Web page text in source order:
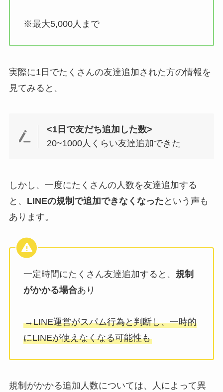
※最大5,000人まで
実際に1日でたくさんの友達追加された方の情報を
見てみると、
<1日で友だち追加した数>
20~1000人くらい友達追加できた
しかし、一度にたくさんの人数を友達追加する
と、 LINEの規制で追加できなくなった という声も
あります。
一定時間にたくさん友達追加すると、 規制
がかかる場合あり
→LINE運営がスパム行為と判断し、一時的
にLINEが使えなくなる可能性も
規制がかかる追加人数については、人によって異